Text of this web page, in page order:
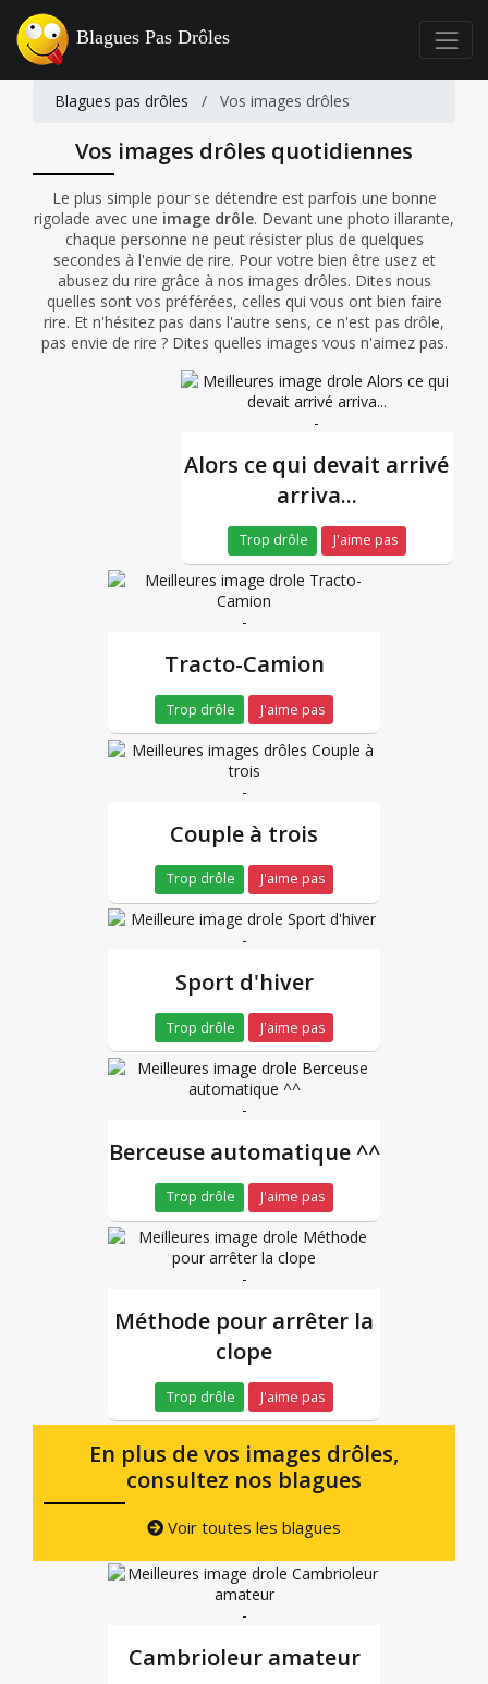
Blagues Pas Drôles
Blagues pas drôles / Vos images drôles
Vos images drôles quotidiennes
Le plus simple pour se détendre est parfois une bonne
rigolade avec une image drôle. Devant une photo illarante,
chaque personne ne peut résister plus de quelques
secondes à l'envie de rire. Pour votre bien être usez et
abusez du rire grâce à nos images drôles. Dites nous
quelles sont vos préférées, celles qui vous ont bien faire
rire. Et n'hésitez pas dans l'autre sens, ce n'est pas drôle,
pas envie de rire ? Dites quelles images vous n'aimez pas.
-
Alors ce qui devait arrivé
arriva...
Trop drôle J'aime pas
-
Tracto-Camion
Trop drôle J'aime pas
-
Couple à trois
Trop drôle J'aime pas
-
Sport d'hiver
Trop drôle J'aime pas
-
Berceuse automatique ^^
Trop drôle J'aime pas
-
Méthode pour arrêter la
clope
Trop drôle J'aime pas
En plus de vos images drôles,
consultez nos blagues
Voir toutes les blagues
-
Cambrioleur amateur